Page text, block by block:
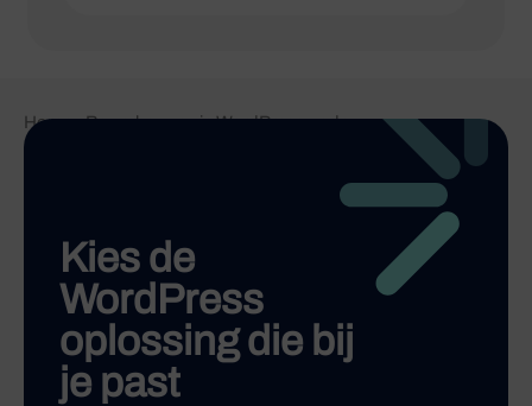
Home-Bewerken van je WordPress code
Kies de
WordPress
oplossing die bij
je past